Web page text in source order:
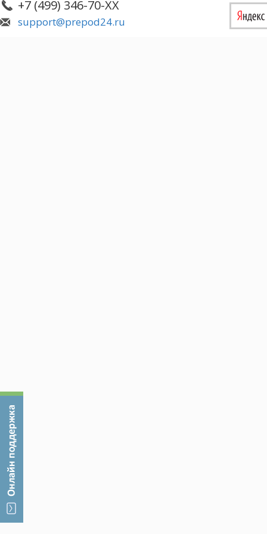
+7 (499) 346-70-XX
support@prepod24.ru